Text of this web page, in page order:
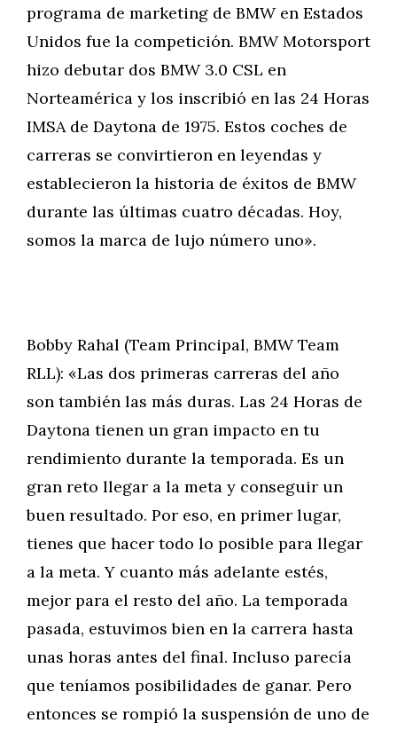
programa de marketing de BMW en Estados
Unidos fue la competición. BMW Motorsport
hizo debutar dos BMW 3.0 CSL en
Norteamérica y los inscribió en las 24 Horas
IMSA de Daytona de 1975. Estos coches de
carreras se convirtieron en leyendas y
establecieron la historia de éxitos de BMW
durante las últimas cuatro décadas. Hoy,
somos la marca de lujo número uno».
Bobby Rahal (Team Principal, BMW Team
RLL): «Las dos primeras carreras del año
son también las más duras. Las 24 Horas de
Daytona tienen un gran impacto en tu
rendimiento durante la temporada. Es un
gran reto llegar a la meta y conseguir un
buen resultado. Por eso, en primer lugar,
tienes que hacer todo lo posible para llegar
a la meta. Y cuanto más adelante estés,
mejor para el resto del año. La temporada
pasada, estuvimos bien en la carrera hasta
unas horas antes del final. Incluso parecía
que teníamos posibilidades de ganar. Pero
entonces se rompió la suspensión de uno de